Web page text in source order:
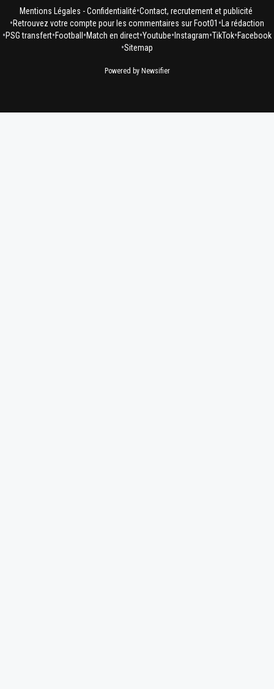
Mentions Légales - Confidentialité•Contact, recrutement et publicité
•Retrouvez votre compte pour les commentaires sur Foot01 • La rédaction
•PSG transfert•Football •Match en direct•Youtube• Instagram•TikTok•Facebook
•Sitemap
Powered by Newsifier